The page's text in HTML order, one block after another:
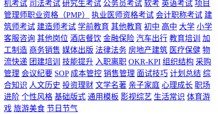
机考试 司法考试 研究生考试 公务员考试 软考 英语考试 项目
管理师职业资格（PMP）
执业医师资格考试 会计职称考试 建
筑师考试 建造师考试 学前教育 其他教育 初中 高中 大学 小学
客服咨询 其他岗位 酒店餐饮 金融保险 汽车出行 教育培训
加
工制造 商务销售 媒体出版 法律法务 房地产建筑 医疗保健 物
流快递 团建培训 技能提升 入职离职 OKR-KPI 组织结构 采购
管理 会议纪要 SOP 成本管控 销售管理 面试技巧 计划总结 综
合知识 人文历史 投资理财 文学名著 亲子家庭 心理成长 职场
进阶 个性风格 基础版式 通用模板 影视综艺 生活常识 体育游
戏 旅游美食 节日节气